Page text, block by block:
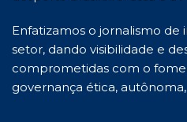
Enfatizamos o jornalismo de
setor, dando visibilidade e
comprometidas com o
governança ética,